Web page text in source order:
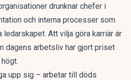
drunknar chefer i
och interna processer som
Att vilja göra karriär är
dagens arbetsliv har gjort priset
upp sig – arbetar till döds